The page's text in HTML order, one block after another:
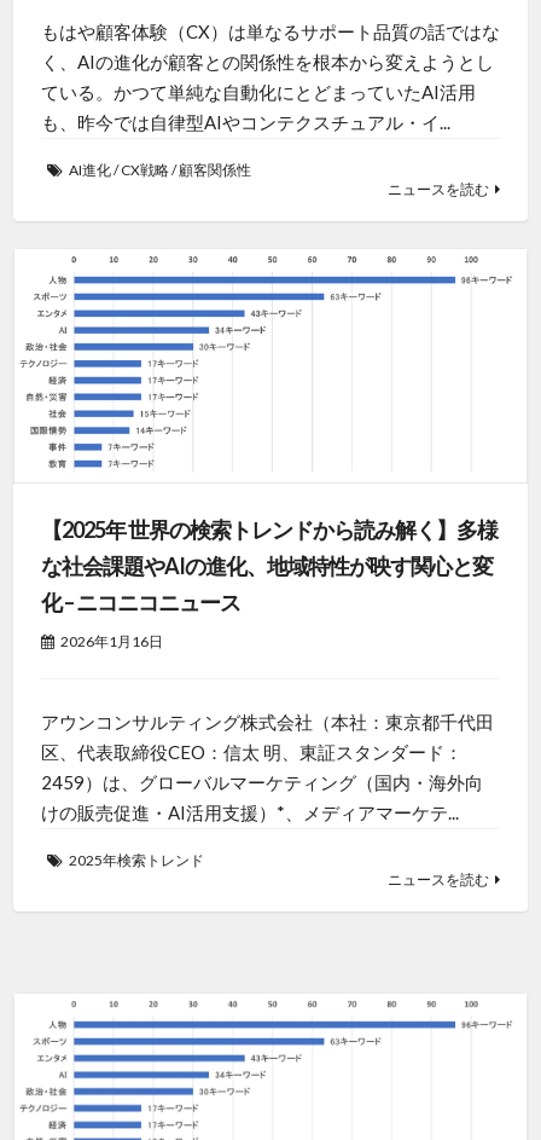
もはや顧客体験（CX）は単なるサポート品質の話ではな
く、AIの進化が顧客との関係性を根本から変えようとし
ている。かつて単純な自動化にとどまっていたAI活用
も、昨今では自律型AIやコンテクスチュアル・イ...
AI進化/CX戦略/顧客関係性
ニュースを読む
【2025年 世界の検索トレンドから読み解く】多様
な社会課題やAIの進化、地域特性が映す関心と変
化 – ニコニコニュース
2026年1月16日
アウンコンサルティング株式会社（本社：東京都千代田
区、代表取締役CEO：信太 明、東証スタンダード：
2459）は、グローバルマーケティング（国内・海外向
けの販売促進・AI活用支援）*、メディアマーケテ...
2025年検索トレンド
ニュースを読む